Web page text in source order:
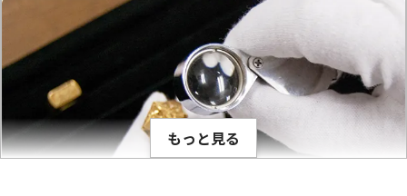
金や白金などの貴金属はそれぞれ固有の比重値を持っていま
す。比重とは、私達が生活している場所で(常温、常圧で)その
物質の1立方センチメートル当りの重量のことをいいます。(※
物質を1センチ角のサイの目状に切った時のその重さ) 1立方セ
ンチメートルあたり何グラムかは、金属ごとに異なり、K18や
PT900のように何種類かの貴金属を混ぜ合わせて作った合金
でも、その混合比率が解っているので比重が計算出来ます。こ
もっと見る